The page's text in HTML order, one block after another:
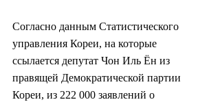
Согласно данным Статистического
управления Кореи, на которые
ссылается депутат Чон Иль Ён из
правящей Демократической партии
Кореи, из 222 000 заявлений о